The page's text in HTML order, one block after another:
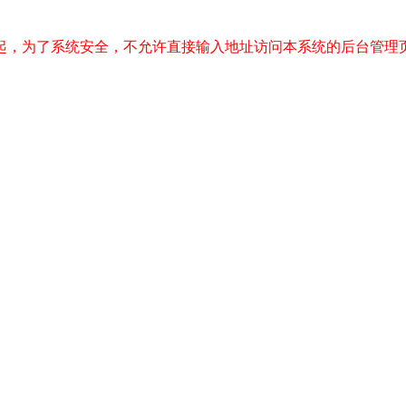
，为了系统安全，不允许直接输入地址访问本系统的后台管理